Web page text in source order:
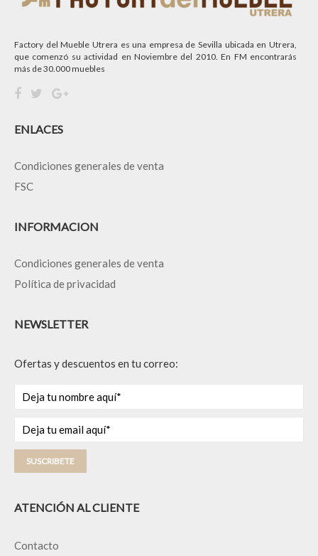
Factory del Mueble Utrera es una empresa de Sevilla ubicada en Utrera,
que comenzó su actividad en Noviembre del 2010. En FM encontrarás
más de 30.000 muebles
ENLACES
Condiciones generales de venta
FSC
INFORMACION
Condiciones generales de venta
Política de privacidad
NEWSLETTER
Ofertas y descuentos en tu correo:
SUSCRIBETE
ATENCIÓN AL CLIENTE
Contacto